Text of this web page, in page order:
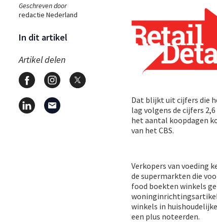
Geschreven door
redactie Nederland
In dit artikel
Artikel delen
Dat blijkt uit cijfers die
lag volgens de cijfers
het aantal koopdagen
van het CBS.
Verkopers van voeding
de supermarkten die
food boekten winkels
winkels in
een plus noteerden.